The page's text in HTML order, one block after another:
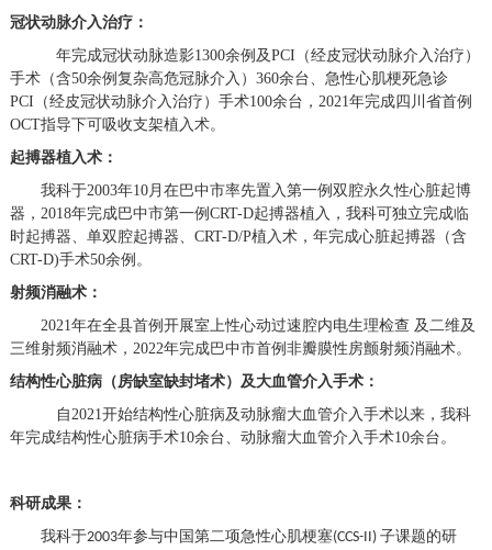
冠状动脉介入治疗：
年完成冠状动脉造影1300余例及PCI （经皮冠状动脉介入治疗）
手术（含50余例复杂高危冠脉介入 ） 360余台、 急性心肌梗死急诊
PCI （经皮冠状动脉介入治疗） 手术100余台 ， 2021年完成四川省首例
OCT指导下可吸收支架植入术。
起搏器植入术：
我科于2003年10月在巴中市率先置入第一例双腔永久性心脏起博
器，2018年完成巴中市第一例CRT-D起搏器植入， 我科可独立完成临
时起搏器、单双腔起搏器、 CRT-D/P植入术，年完成心脏起搏器 （含
CRT-D)手术50余例 。
射频消融术：
2021年在全县首例开展室上性心动过速腔内电生理检查 及二维及
三维射频消融术，2022年完成巴中市首例非瓣膜性房颤射频消融术。
结构性心脏病（ 房缺室缺封堵术）及大血管介入手术：
自 2021开始结构性心脏病及动脉瘤大血管介入手术以来，我科
年完成结构性心脏病手术10余台 动脉瘤大血管介入手术10余台 。
科研成果：
我科于2003年参与中国第二项急性心肌梗塞(CCS-II) 子课题的研